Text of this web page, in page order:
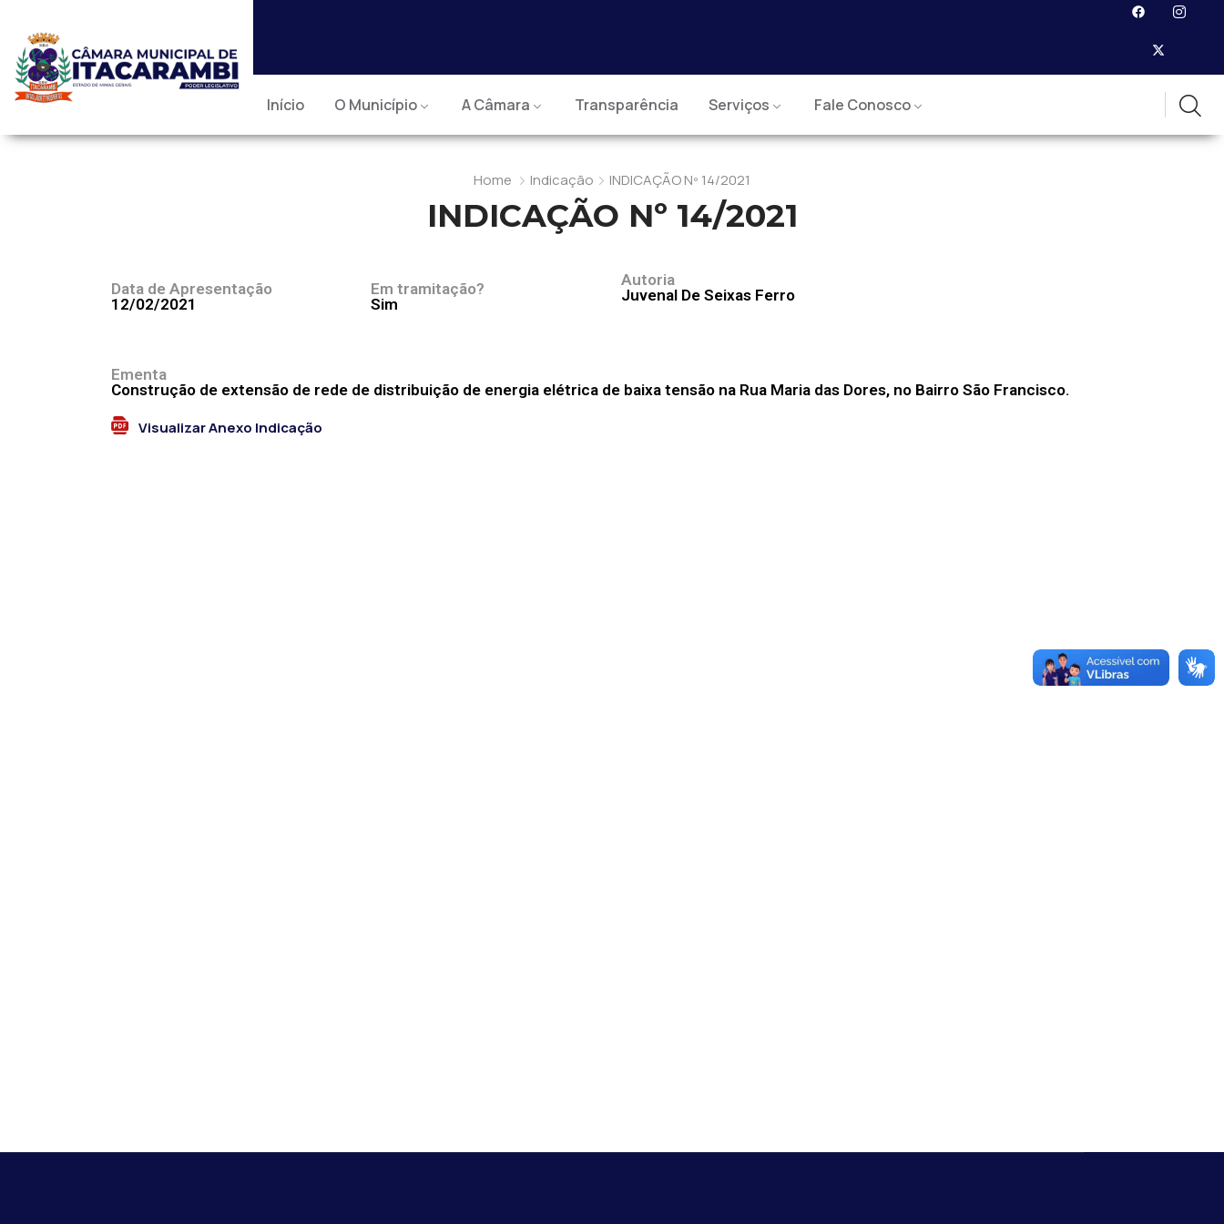
Início O Município A Câmara Transparência Serviços Fale Conosco
Home Indicação INDICAÇÃO Nº 14/2021
INDICAÇÃO Nº 14/2021
Data de Apresentação
12/02/2021
Em tramitação?
Sim
Autoria
Juvenal De Seixas Ferro
Ementa
Construção de extensão de rede de distribuição de energia elétrica de baixa tensão na Rua Maria das Dores, no Bairro São Francisco.
Visualizar Anexo Indicação